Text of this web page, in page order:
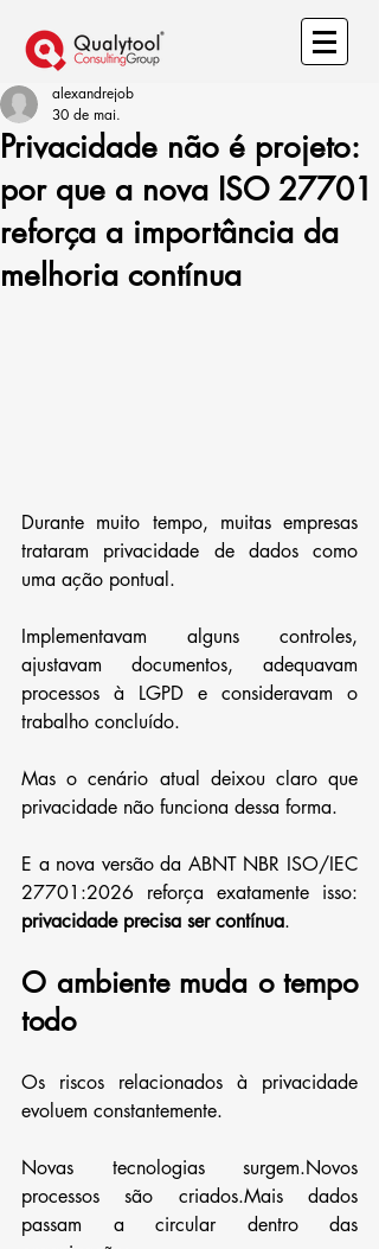
Privacidade não é projeto:
por que a nova ISO 27701
reforça a importância da
melhoria contínua
alexandrejob
30 de mai.
Durante muito tempo, muitas empresas
trataram privacidade de dados como
uma ação pontual.
Implementavam alguns controles,
ajustavam documentos, adequavam
processos à LGPD e consideravam o
trabalho concluído.
Mas o cenário atual deixou claro que
privacidade não funciona dessa forma.
E a nova versão da ABNT NBR ISO/IEC
privacidade precisa ser contínua.
O ambiente muda o tempo
todo
Os riscos relacionados à privacidade
evoluem constantemente.
Novas tecnologias surgem.Novos
processos são criados.Mais dados
passam a circular dentro das